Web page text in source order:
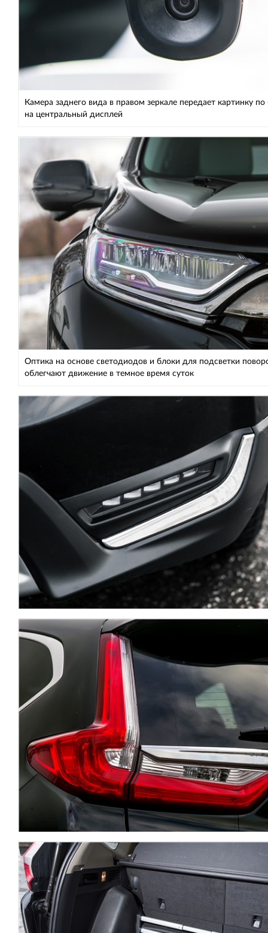
Камера заднего вида в правом зеркале передает картинку по
на центральный дисплей
Оптика на основе светодиодов и блоки для подсветки
облегчают движение в темное время суток